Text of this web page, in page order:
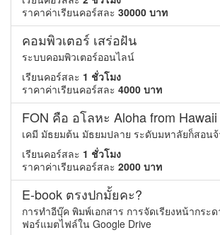
ราคาค่าเรียนคอร์สละ 30000 บาท
คอมพิวเตอร์ เสร่อฝัน
ระบบคอมพิวเตอร์ออนไลน์
เรียนคอร์สละ 1 ชั่วโมง
ราคาค่าเรียนคอร์สละ 4000 บาท
FON คือ อโลหะ Aloha from Hawaii
เคมี มัธยมต้น มัธยมปลาย ระดับมหาลัยก็สอนจ้
เรียนคอร์สละ 1 ชั่วโมง
ราคาค่าเรียนคอร์สละ 2000 บาท
E-book ตรงปกมั้ยคะ?
การทำอีบุ๊ค พิมพ์เอกสาร การจัดเรียงหน้ากระ
ฟอร์แมตไฟล์ใน Google Drive